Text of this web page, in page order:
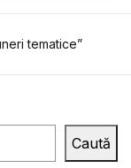
tematice”
Caută